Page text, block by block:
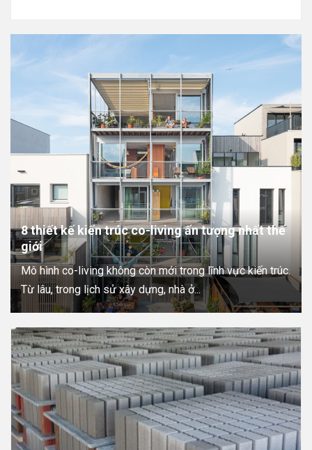
8 thiết kế kiến trúc co-living ấn tượng nhất thế
giới
Mô hình co-living không còn mới trong lĩnh vực kiến trúc.
Từ lâu, trong lịch sử xây dựng, nhà ở...